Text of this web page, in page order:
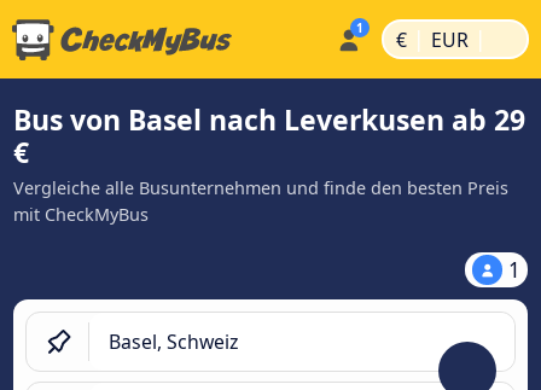
€ | EUR |
Bus von Basel nach Leverkusen ab 29
€
Vergleiche alle Busunternehmen und finde den besten Preis
mit CheckMyBus
1